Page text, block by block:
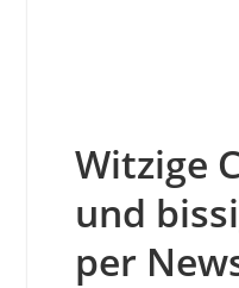
Witzige
und
per